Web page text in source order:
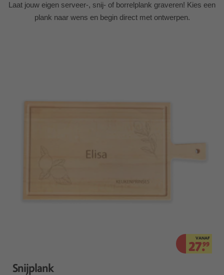
Laat jouw eigen serveer-, snij- of borrelplank graveren! Kies een
plank naar wens en begin direct met ontwerpen.
VANAF
27.99
Snijplank